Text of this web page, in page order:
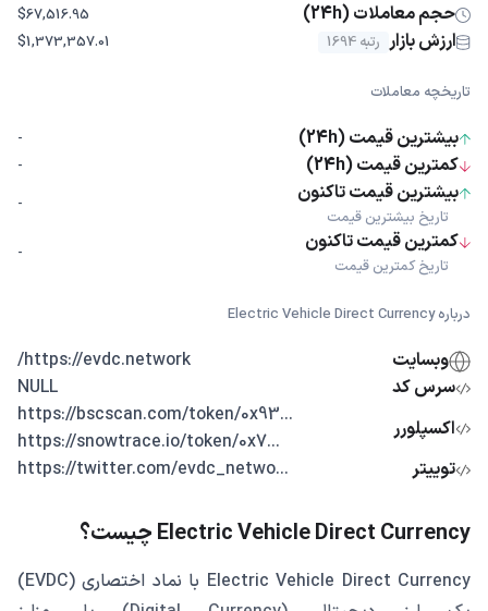
حجم معاملات (24h) $67,516.95
ارزش بازار رتبه 1694 $1,373,357.01
تاریخچه معاملات
بیشترین قیمت (24h) -
کمترین قیمت (24h) -
بیشترین قیمت تاکنون
تاریخ بیشترین قیمت
-
کمترین قیمت تاکنون
تاریخ کمترین قیمت
-
درباره Electric Vehicle Direct Currency
وبسایت
https://evdc.network/
سرس کد
NULL
اکسپلورر
...https://bscscan.com/token/0x93
...https://snowtrace.io/token/0x7
توییتر
...https://twitter.com/evdc_netwo
Electric Vehicle Direct Currency چیست؟
Electric Vehicle Direct Currency با نماد اختصاری (EVDC)